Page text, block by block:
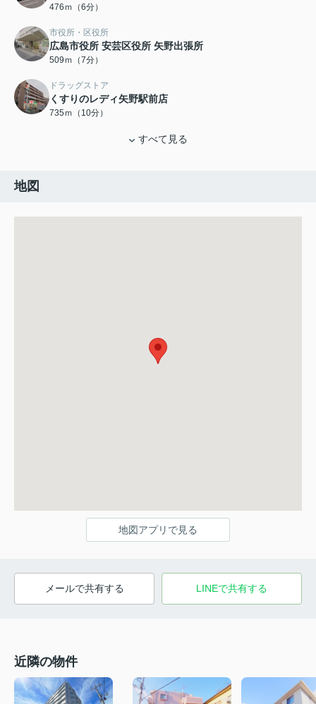
476ｍ（6分）
市役所・区役所
広島市役所 安芸区役所 矢野出張所
509ｍ（7分）
ドラッグストア
くすりのレディ矢野駅前店
735ｍ（10分）
すべて見る
地図
地図アプリで見る
メールで共有する LINEで共有する
近隣の物件